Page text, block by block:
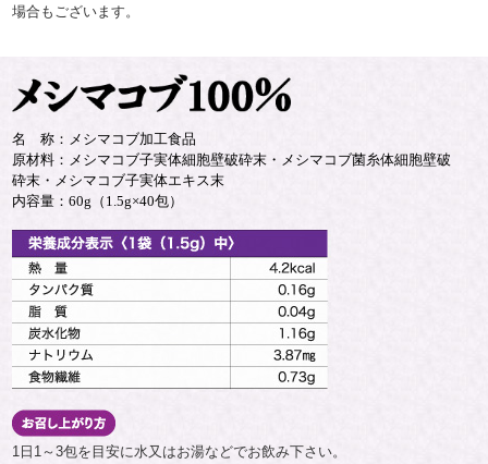
場合もございます。
名 称：メシマコブ加工食品
原材料：メシマコブ子実体細胞壁破砕末・メシマコブ菌糸体細胞壁破
砕末・メシマコブ子実体エキス末
内容量：60g（1.5g×40包）
1日1～3包を目安に水又はお湯などでお飲み下さい。